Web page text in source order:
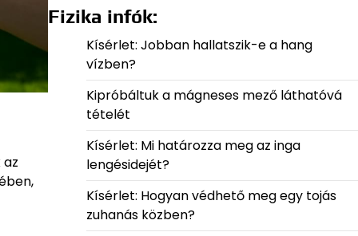
Fizika infók:
Kísérlet: Jobban hallatszik-e a hang
vízben?
Kipróbáltuk a mágneses mező láthatóvá
tételét
Kísérlet: Mi határozza meg az inga
lengésidejét?
Kísérlet: Hogyan védhető meg egy tojás
zuhanás közben?